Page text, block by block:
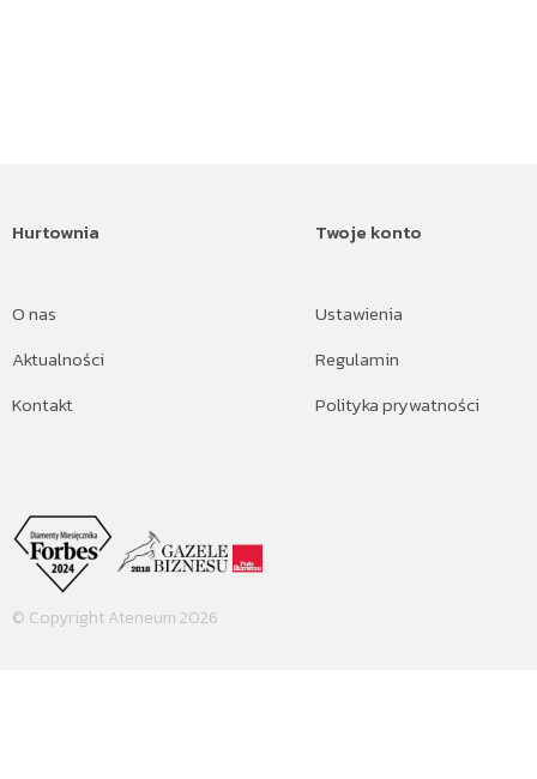
Hurtownia
O nas
Aktualności
Kontakt
Twoje konto
Ustawienia
Regulamin
Polityka prywatności
© Copyright Ateneum 2026